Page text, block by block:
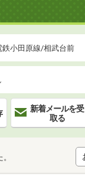
鉄小田原線/相武台前
新着メールを受
取る